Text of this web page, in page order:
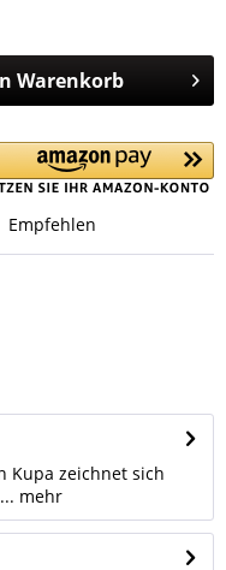
Warenkorb
Empfehlen
Kupa zeichnet sich
mehr